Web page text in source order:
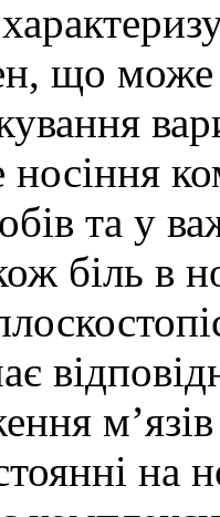
що може
носіння
та у
біль в
на